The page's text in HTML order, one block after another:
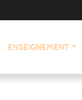
ENSEIGNEMENT